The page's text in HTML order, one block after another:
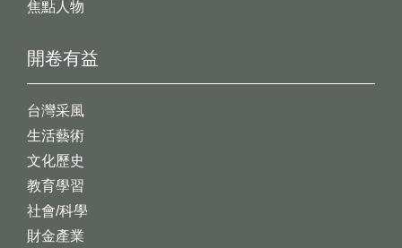
開卷有益
台灣采風
生活藝術
文化歷史
教育學習
社會/科學
財金產業
焦點人物